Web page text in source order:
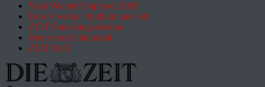
Most Wanted Employer 2026
How it works: Studium und Job
ZEIT Forschungskosmos
Deutsches Schulportal
ZEIT für X